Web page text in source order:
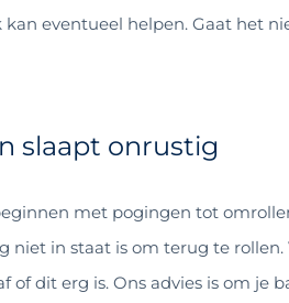
eventueel helpen. Gaat het
slaapt onrustig
met pogingen tot
niet in staat is om terug te
of dit erg is. Ons advies is om je